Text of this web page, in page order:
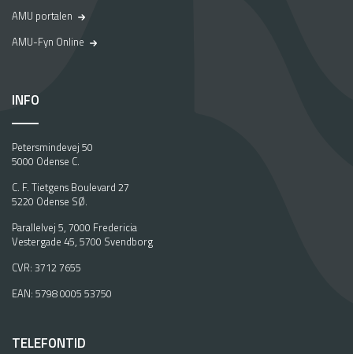
AMU portalen
AMU-Fyn Online
INFO
Petersmindevej 50
5000 Odense C.
C. F. Tietgens Boulevard 27
5220 Odense SØ.
Parallelvej 5, 7000 Fredericia
Vestergade 45, 5700 Svendborg
CVR: 3712 7655
EAN: 5798 0005 53750
TELEFONTID